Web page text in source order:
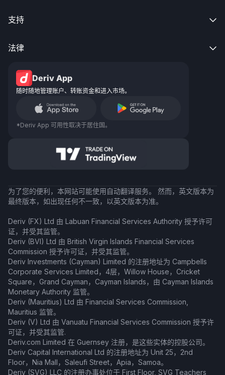
支持 
法律 
Deriv App
随时随地管理账户、转账资金和进入市场。
*Deriv App 可用性取决于居住国。
为了您的便利，本网站可能使用自动翻译服务。 然而，英文版本为
最终版本，如出现任何不一致，以英文版本为准。
Deriv (FX) Ltd 由 Labuan Financial Services Authority 授予许可
证，并受其监管。
Deriv (BVI) Ltd 由 British Virgin Islands Financial Services
Commission 授予许可证，并受其监管。
Deriv Investments (Cayman) Limited 的注册地址为 Campbells
Corporate Services Limited，4层，Willow House，Cricket
Square，Grand Cayman，Cayman Islands，由 Cayman Islands
Monetary Authority 监管。
Deriv (Mauritius) Ltd 由 Financial Services Commission,
Mauritius 监管。
Deriv (V) Ltd 由 Vanuatu Financial Services Commission 授予许
可证，并受其监管.
Deriv.com Limited 在 Guernsey 注册，是这些实体的控股公司。
Deriv Capital International Ltd 的注册地址为 Unit 25，2nd
Floor，Nia Mall，Saleufi Street，Apia，Samoa。
Deriv (SVG) LLC 的注册办事处位于 First Floor, SVG Teachers